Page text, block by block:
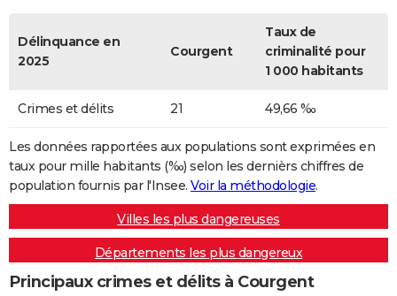
Délinquance en
2025
Courgent
Taux de
criminalité pour
1 000 habitants
Crimes et délits 21 49,66 ‰
Les données rapportées aux populations sont exprimées en
taux pour mille habitants (‰) selon les dernièrs chiffres de
population fournis par l'Insee. Voir la méthodologie.
Villes les plus dangereuses
Départements les plus dangereux
Principaux crimes et délits à Courgent